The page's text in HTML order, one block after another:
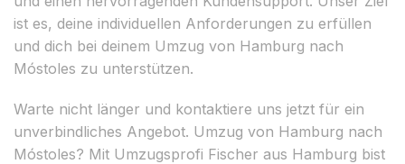
ist es, deine individuellen Anforderungen zu erfüllen
und dich bei deinem Umzug von Hamburg nach
Móstoles zu unterstützen.
Warte nicht länger und kontaktiere uns jetzt für ein
unverbindliches Angebot. Umzug von Hamburg nach
Móstoles? Mit Umzugsprofi Fischer aus Hamburg bist